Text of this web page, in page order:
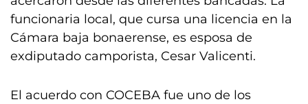
funcionaria local, que cursa una licencia en la
Cámara baja bonaerense, es esposa de
exdiputado camporista, Cesar Valicenti.
El acuerdo con COCEBA fue uno de los